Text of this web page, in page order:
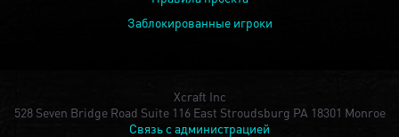
Заблокированные игроки
Xcraft Inc
528 Seven Bridge Road Suite 116 East Stroudsburg PA 18301 Monroe
Связь с администрацией